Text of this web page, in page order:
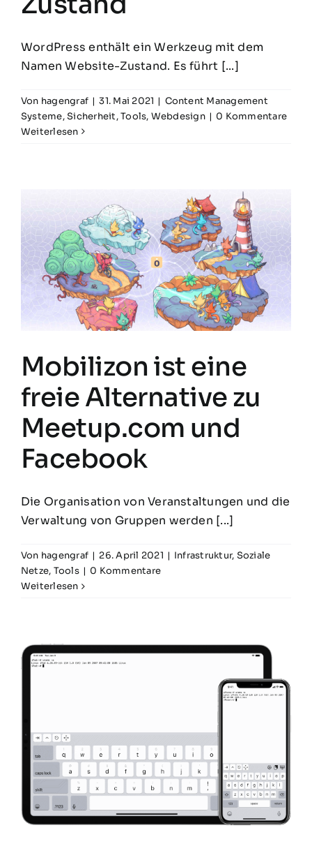
WordPress enthält ein Werkzeug mit dem
Namen Website-Zustand. Es führt [...]
Von hagengraf | 31. Mai 2021 | Content Management
Systeme,Sicherheit,Tools, Webdesign | 0 Kommentare
Weiterlesen
Mobilizon ist eine
freie Alternative zu
Meetup.com und
Facebook
Die Organisation von Veranstaltungen und die
Verwaltung von Gruppen werden [...]
Von hagengraf | 26. April 2021 | Infrastruktur, Soziale
Netze, Tools | 0 Kommentare
Weiterlesen